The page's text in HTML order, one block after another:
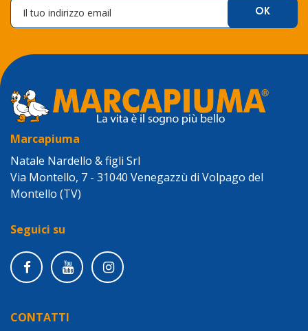
Marcapiuma
Natale Nardello & figli Srl
Via Montello, 7 - 31040 Venegazzù di Volpago del
Montello (TV)
Seguici su
CONTATTI